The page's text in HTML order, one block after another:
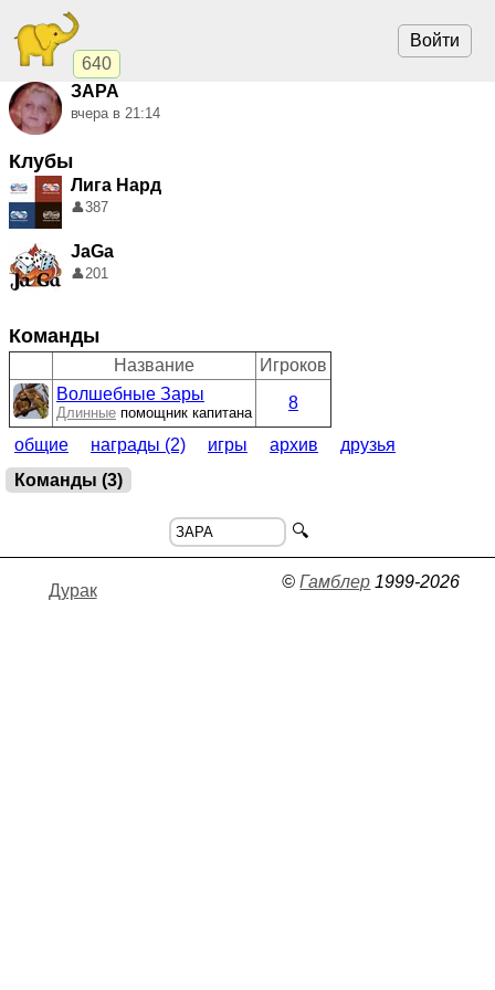
640
Войти
ЗАРА
вчера в 21:14
Клубы
Лига Нард
👤387
JaGa
👤201
Команды
Название
Игроков
Волшебные Зары
Длинные помощник капитана
8
общие награды (2) игры архив
друзья
Команды (3)
🔍
Дурак ©Гамблер 1999-2026